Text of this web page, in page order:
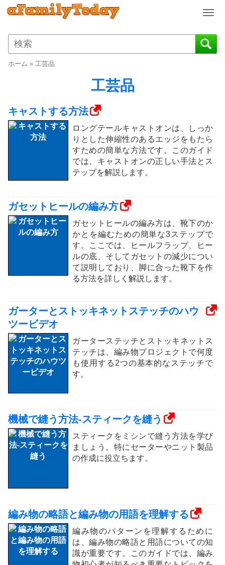
T
g
g
g
a
t
i
ホーム » 工芸品
工芸品
キャストする方法
ロングテールキャストオンは、しっか
りとした伸縮性のあるエッジをもたら
すための簡単な方法です。このガイド
では、キャストオンの正しい手法とス
テップを解説します。
ガセットヒールの編み方
ガセットヒールの編み方は、靴下のか
かとを編むための簡単な3ステップで
す。ここでは、ヒールフラップ、ヒー
ルの底、そしてガセットの減少につい
て説明しており、脚に合った靴下を作
る方法を詳しく解説します。
ガーターとストッキネットステッチのハウ
ツービデオ
ガーターステッチとストッキネットス
テッチは、編み物プロジェクトで何度
も使用する2つの基本的なステッチで
す。
機械で縫う方法-スティークを縫う
スティークをミシンで縫う方法を学び
ましょう。特にセーターやニット製品
の作成に役立ちます。
編み物の略語と編み物の用語を理解する
編み物のパターンを理解するために
は、編み物の略語と用語についての知
識が重要です。このガイドでは、編み